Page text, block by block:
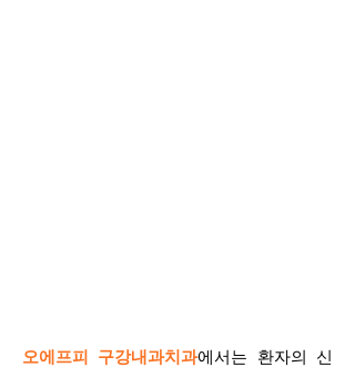
오에프피 구강내과치과에서는 환자의 신